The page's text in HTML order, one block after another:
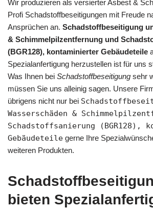
Wir produzieren als versierter Asbest &
Profi Schadstoffbeseitigungen mit Freude
Ansprüchen an. Schadstoffbeseitigung
& Schimmelpilzentfernung und
(BGR128), kontaminierter Gebäudeteile
Spezialanfertigung herzustellen ist für uns
Was Ihnen bei Schadstoffbeseitigung sehr
müssen Sie uns alleinig sagen. Unsere
übrigens nicht nur bei
Wasserschäden &
Schadstoffsanierung (BGR128),
Gebäudeteile gerne Ihre
weiteren Produkten.
bieten